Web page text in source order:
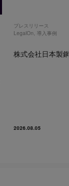
プレスリリース
LegalOn, 導入事例
株式会社日本製
2026.08.05